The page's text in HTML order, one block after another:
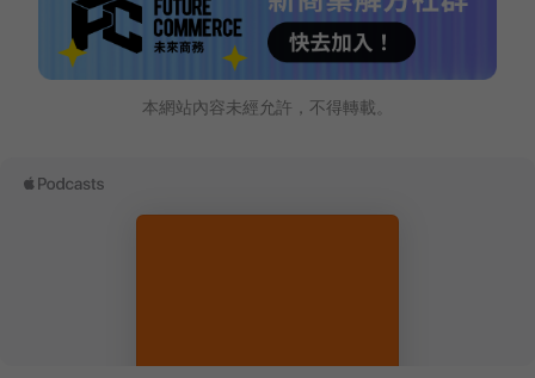
本網站內容未經允許，不得轉載。